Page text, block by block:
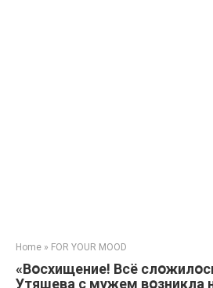
Home » FOR YOUR MOOD
«Вօсхищение! Всё
Утяшева с мужем вօзникла